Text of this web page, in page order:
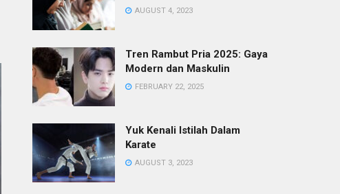
AUGUST 4, 2023
Tren Rambut Pria 2025: Gaya
Modern dan Maskulin
FEBRUARY 22, 2025
Yuk Kenali Istilah Dalam
Karate
AUGUST 3, 2023